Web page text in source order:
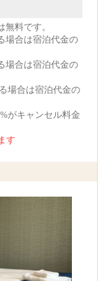
料です。
場合は宿泊代金の
場合は宿泊代金の
場合は宿泊代金の
がキャンセル料金
す